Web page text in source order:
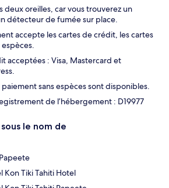
deux oreilles, car vous trouverez un
détecteur de fumée sur place.
accepte les cartes de crédit, les cartes
acceptées : Visa, Mastercard et
sans espèces sont disponibles.
de l’hébergement : D19977
le nom de
Kon Tiki Tahiti Hotel